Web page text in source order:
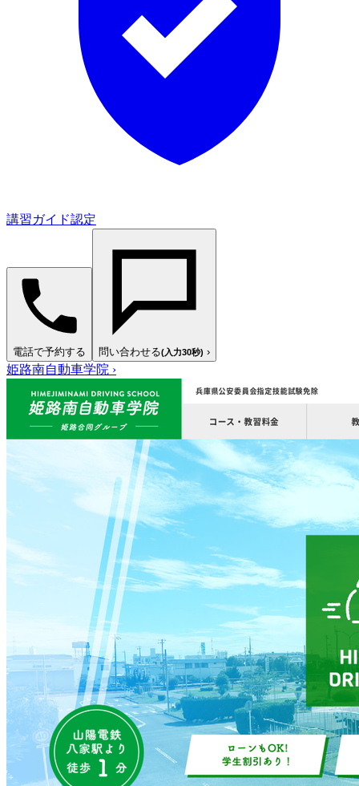
講習ガイド認定
電話で予約する 問い合わせる(入力30秒) ›
姫路南自動車学院 ›